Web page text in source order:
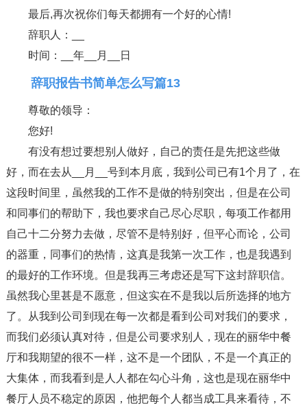
最后,再次祝你们每天都拥有一个好的心情!
辞职人：__
时间：__年__月__日
辞职报告书简单怎么写篇13
尊敬的领导：
您好!
有没有想过要想别人做好，自己的责任是先把这些做
好，而在去从__月__号到本月底，我到公司已有1个月了，在
这段时间里，虽然我的工作不是做的特别突出，但是在公司
和同事们的帮助下，我也要求自己尽心尽职，每项工作都用
自己十二分努力去做，尽管不是特别好，但平心而论，公司
的器重，同事们的热情，这真是我第一次工作，也是我遇到
的最好的工作环境。但是我再三考虑还是写下这封辞职信。
虽然我心里甚是不愿意，但这实在不是我以后所选择的地方
了。从我到公司到现在每一次都是看到公司对我们的要求，
而我们必须认真对待，但是公司要求别人，现在的丽华中餐
厅和我期望的很不一样，这不是一个团队，不是一个真正的
大集体，而我看到是人人都在勾心斗角，这也是现在丽华中
餐厅人员不稳定的原因，他把每个人都当成工具来看待，不